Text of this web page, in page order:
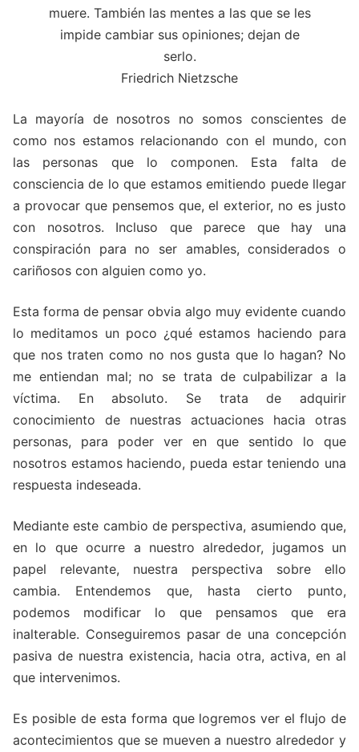
muere. También las mentes a las que se les
impide cambiar sus opiniones; dejan de
serlo.
Friedrich Nietzsche
La mayoría de nosotros no somos conscientes de
como nos estamos relacionando con el mundo, con
las personas que lo componen. Esta falta de
consciencia de lo que estamos emitiendo puede llegar
a provocar que pensemos que, el exterior, no es justo
con nosotros. Incluso que parece que hay una
conspiración para no ser amables, considerados o
cariñosos con alguien como yo.
Esta forma de pensar obvia algo muy evidente cuando
lo meditamos un poco ¿qué estamos haciendo para
que nos traten como no nos gusta que lo hagan? No
me entiendan mal; no se trata de culpabilizar a la
víctima. En absoluto. Se trata de adquirir
conocimiento de nuestras actuaciones hacia otras
personas, para poder ver en que sentido lo que
nosotros estamos haciendo, pueda estar teniendo una
respuesta indeseada.
Mediante este cambio de perspectiva, asumiendo que,
en lo que ocurre a nuestro alrededor, jugamos un
papel relevante, nuestra perspectiva sobre ello
cambia. Entendemos que, hasta cierto punto,
podemos modificar lo que pensamos que era
inalterable. Conseguiremos pasar de una concepción
pasiva de nuestra existencia, hacia otra, activa, en al
que intervenimos.
Es posible de esta forma que logremos ver el flujo de
acontecimientos que se mueven a nuestro alrededor y